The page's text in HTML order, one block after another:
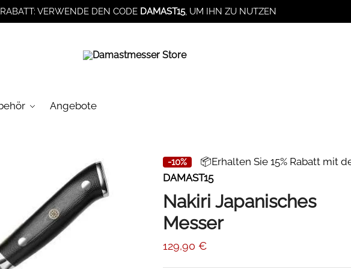
RABATT: VERWENDE DEN CODE DAMAST15, UM IHN ZU NUTZEN
Angebote
-10%
📦Erhalten Sie 15% Rabatt mit
DAMAST15
Nakiri Japanisches
Messer
129,90 €